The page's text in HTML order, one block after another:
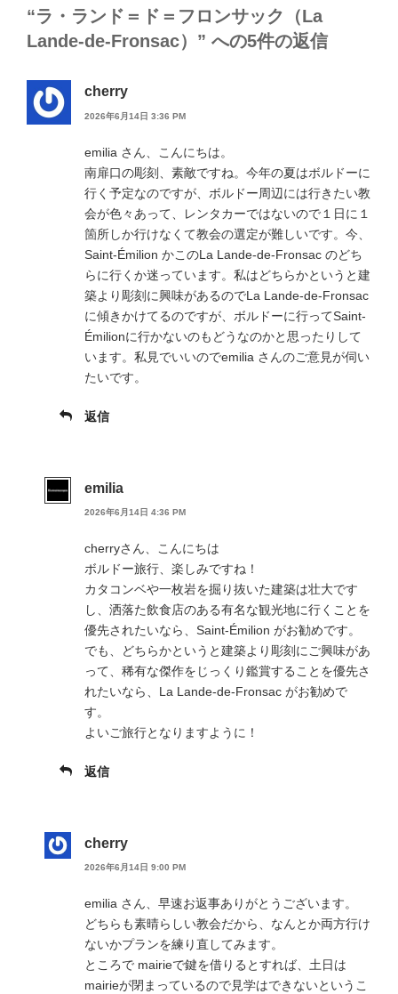
“ラ・ランド＝ド＝フロンサック（La
Lande-de-Fronsac）” への5件の返信
cherry
2026年6月14日 3:36 PM
emilia さん、こんにちは。
南扉口の彫刻、素敵ですね。今年の夏はボルドーに
行く予定なのですが、ボルドー周辺には行きたい教
会が色々あって、レンタカーではないので１日に１
箇所しか行けなくて教会の選定が難しいです。今、
Saint-Émilion かこのLa Lande-de-Fronsac のどち
らに行くか迷っています。私はどちらかというと建
築より彫刻に興味があるのでLa Lande-de-Fronsac
に傾きかけてるのですが、ボルドーに行ってSaint-
Émilionに行かないのもどうなのかと思ったりして
います。私見でいいのでemilia さんのご意見が伺い
たいです。
返信
emilia
2026年6月14日 4:36 PM
cherryさん、こんにちは
ボルドー旅行、楽しみですね！
カタコンベや一枚岩を掘り抜いた建築は壮大です
し、洒落た飲食店のある有名な観光地に行くことを
優先されたいなら、Saint-Émilion がお勧めです。
でも、どちらかというと建築より彫刻にご興味があ
って、稀有な傑作をじっくり鑑賞することを優先さ
れたいなら、La Lande-de-Fronsac がお勧めで
す。
よいご旅行となりますように！
返信
cherry
2026年6月14日 9:00 PM
emilia さん、早速お返事ありがとうございます。
どちらも素晴らしい教会だから、なんとか両方行け
ないかプランを練り直してみます。
ところで mairieで鍵を借りるとすれば、土日は
mairieが閉まっているので見学はできないというこ